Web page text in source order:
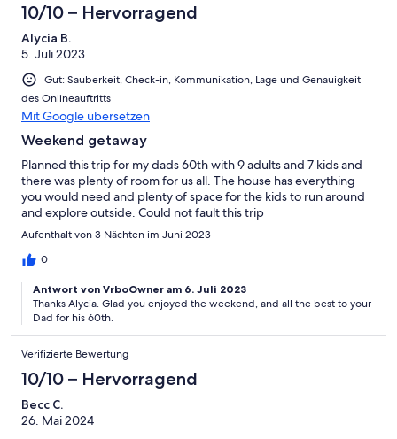
10/10 – Hervorragend
Alycia B.
5. Juli 2023
Gut: Sauberkeit, Check-in, Kommunikation, Lage und Genauigkeit
des Onlineauftritts
Mit Google übersetzen
Weekend getaway
Planned this trip for my dads 60th with 9 adults and 7 kids and
there was plenty of room for us all. The house has everything
you would need and plenty of space for the kids to run around
and explore outside. Could not fault this trip
Aufenthalt von 3 Nächten im Juni 2023
0
Antwort von VrboOwner am 6. Juli 2023
Thanks Alycia. Glad you enjoyed the weekend, and all the best to your
Dad for his 60th.
Verifizierte Bewertung
10/10 – Hervorragend
Becc C.
26. Mai 2024